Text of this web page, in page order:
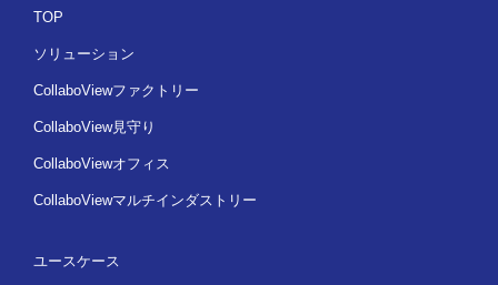
TOP
ソリューション
CollaboViewファクトリー
CollaboView見守り
CollaboViewオフィス
CollaboViewマルチインダストリー
ユースケース